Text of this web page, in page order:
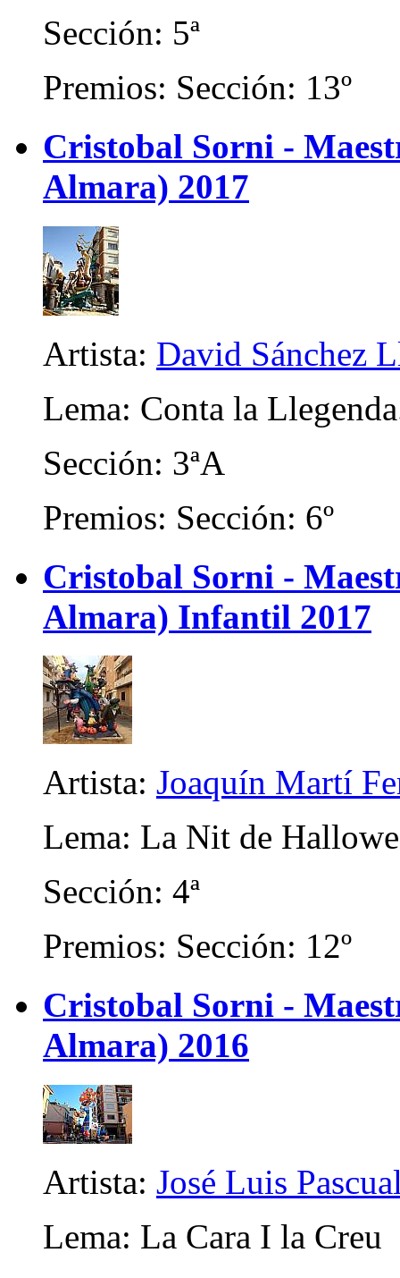
Sección: 5ª
Premios: Sección: 13º
Cristobal Sorni -
Almara) 2017
Artista: David Sánchez
Lema: Conta la
Sección: 3ªA
Premios: Sección: 6º
Cristobal Sorni -
Almara) Infantil 2017
Artista: Joaquín Martí
Lema: La Nit de
Sección: 4ª
Premios: Sección: 12º
Cristobal Sorni -
Almara) 2016
Artista: José Luis
Lema: La Cara I la Creu